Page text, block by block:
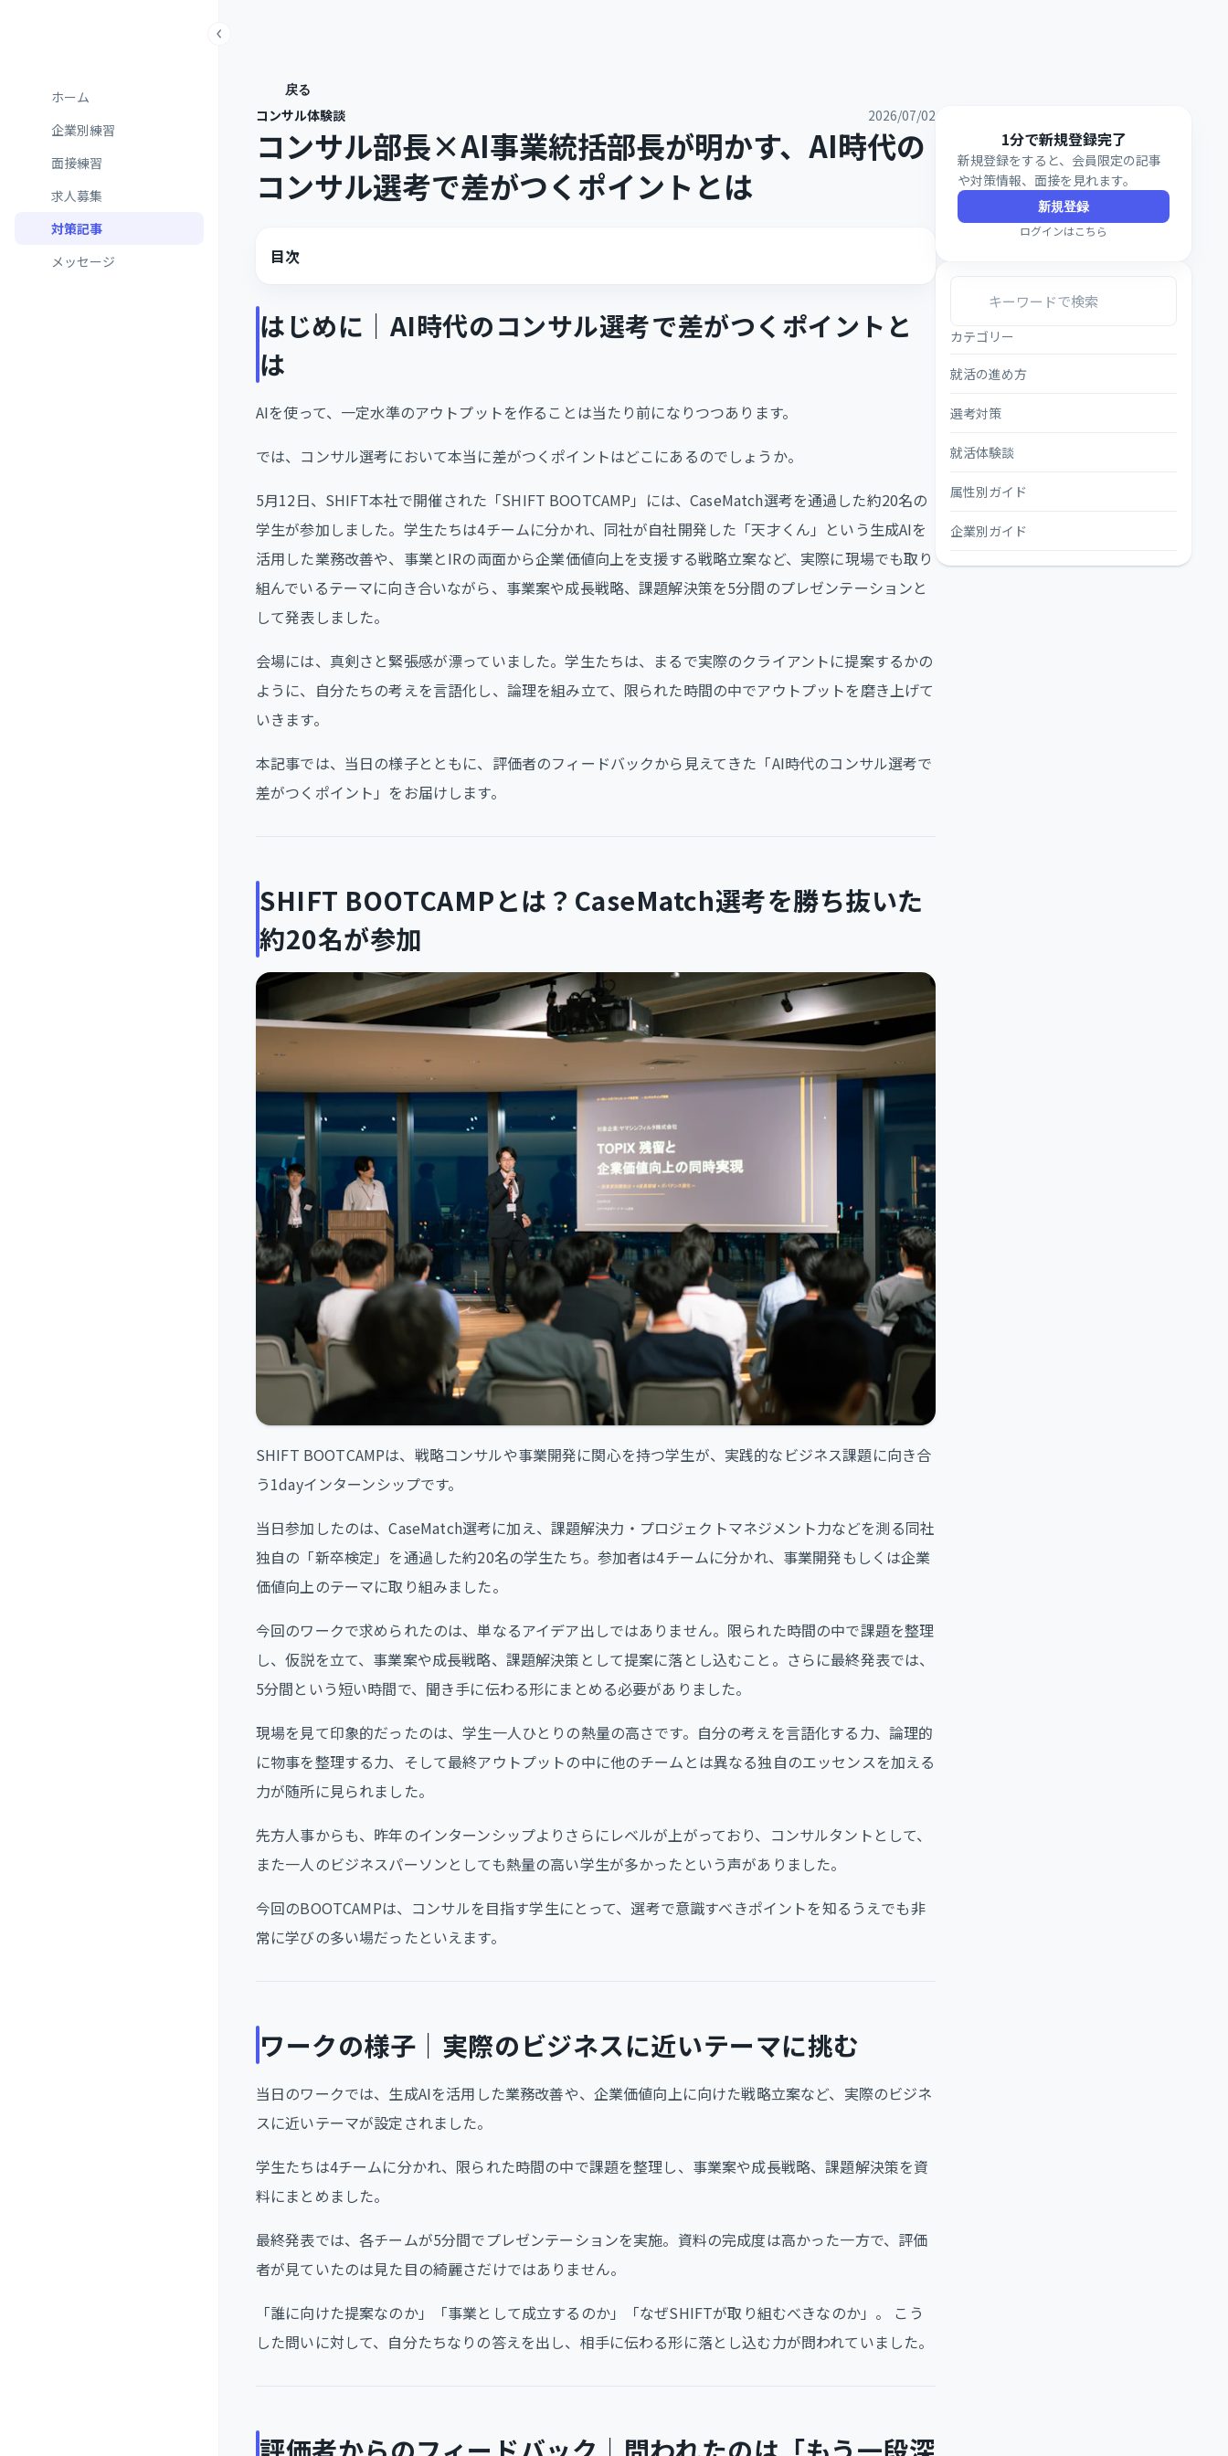
ホーム
企業別練習
面接練習
求人募集
対策記事
メッセージ
戻る
コンサル体験談 2026/07/02
コンサル部長×AI事業統括部長が明かす、AI時代の
コンサル選考で差がつくポイントとは
目次
はじめに｜AI時代のコンサル選考で差がつくポイントと
は
AIを使って、一定水準のアウトプットを作ることは当たり前になりつつあります。
では、コンサル選考において本当に差がつくポイントはどこにあるのでしょうか。
5月12日、SHIFT本社で開催された「SHIFT BOOTCAMP」には、CaseMatch選考を通過した約20名の
学生が参加しました。学生たちは4チームに分かれ、同社が自社開発した「天才くん」という生成AIを
活用した業務改善や、事業とIRの両面から企業価値向上を支援する戦略立案など、実際に現場でも取り
組んでいるテーマに向き合いながら、事業案や成長戦略、課題解決策を5分間のプレゼンテーションと
して発表しました。
会場には、真剣さと緊張感が漂っていました。学生たちは、まるで実際のクライアントに提案するかの
ように、自分たちの考えを言語化し、論理を組み立て、限られた時間の中でアウトプットを磨き上げて
いきます。
本記事では、当日の様子とともに、評価者のフィードバックから見えてきた「AI時代のコンサル選考で
差がつくポイント」をお届けします。
SHIFT BOOTCAMPとは？CaseMatch選考を勝ち抜いた
約20名が参加
SHIFT BOOTCAMPは、戦略コンサルや事業開発に関心を持つ学生が、実践的なビジネス課題に向き合
う1dayインターンシップです。
当日参加したのは、CaseMatch選考に加え、課題解決力・プロジェクトマネジメント力などを測る同社
独自の「新卒検定」を通過した約20名の学生たち。参加者は4チームに分かれ、事業開発もしくは企業
価値向上のテーマに取り組みました。
今回のワークで求められたのは、単なるアイデア出しではありません。限られた時間の中で課題を整理
し、仮説を立て、事業案や成長戦略、課題解決策として提案に落とし込むこと。さらに最終発表では、
5分間という短い時間で、聞き手に伝わる形にまとめる必要がありました。
現場を見て印象的だったのは、学生一人ひとりの熱量の高さです。自分の考えを言語化する力、論理的
に物事を整理する力、そして最終アウトプットの中に他のチームとは異なる独自のエッセンスを加える
力が随所に見られました。
先方人事からも、昨年のインターンシップよりさらにレベルが上がっており、コンサルタントとして、
また一人のビジネスパーソンとしても熱量の高い学生が多かったという声がありました。
今回のBOOTCAMPは、コンサルを目指す学生にとって、選考で意識すべきポイントを知るうえでも非
常に学びの多い場だったといえます。
ワークの様子｜実際のビジネスに近いテーマに挑む
当日のワークでは、生成AIを活用した業務改善や、企業価値向上に向けた戦略立案など、実際のビジネ
スに近いテーマが設定されました。
学生たちは4チームに分かれ、限られた時間の中で課題を整理し、事業案や成長戦略、課題解決策を資
料にまとめました。
最終発表では、各チームが5分間でプレゼンテーションを実施。資料の完成度は高かった一方で、評価
者が見ていたのは見た目の綺麗さだけではありません。
「誰に向けた提案なのか」「事業として成立するのか」「なぜSHIFTが取り組むべきなのか」。 こう
した問いに対して、自分たちなりの答えを出し、相手に伝わる形に落とし込む力が問われていました。
1分で新規登録完了
新規登録をすると、会員限定の記事
や対策情報、面接を見れます。
新規登録
ログインはこちら
カテゴリー
就活の進め方
選考対策
就活体験談
属性別ガイド
企業別ガイド